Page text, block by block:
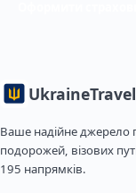
Ukraine
Ваше надійне джерело
подорожей, візових
195 напрямків.